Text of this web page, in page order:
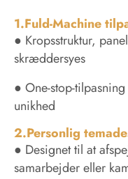
1.Fuld-Machine
● Kropsstruktur,
skræddersyes
● One-stop-
unikhed
2.Personlig
● Designet til at
samarbejder eller